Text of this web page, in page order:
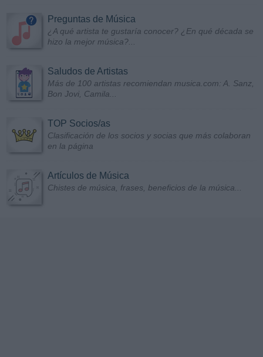
Preguntas de Música
¿A qué artista te gustaría conocer? ¿En qué década se
hizo la mejor música?...
Saludos de Artistas
Más de 100 artistas recomiendan musica.com: A. Sanz,
Bon Jovi, Camila...
TOP Socios/as
Clasificación de los socios y socias que más colaboran
en la página
Artículos de Música
Chistes de música, frases, beneficios de la música...